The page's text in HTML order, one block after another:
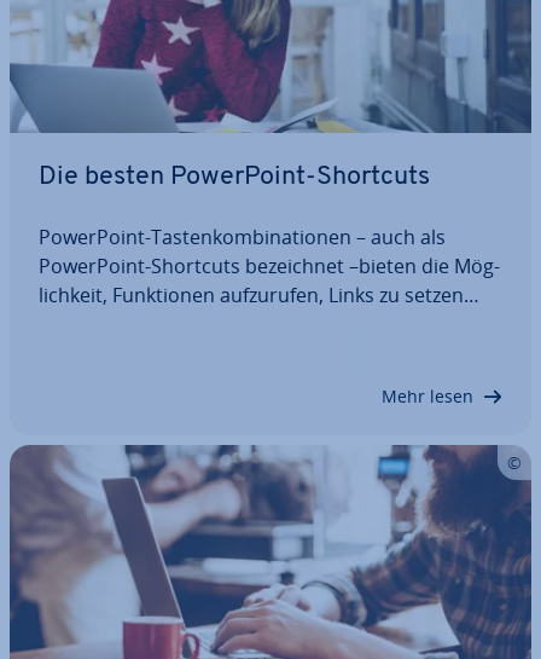
Die besten Power­Point-Shortcuts
Power­Point-Tas­ten­kom­bi­na­tio­nen – auch als
Power­Point-Shortcuts be­zeich­net –bieten die Mög­
lich­keit, Funk­tio­nen auf­zu­ru­fen, Links zu setzen
Mehr lesen